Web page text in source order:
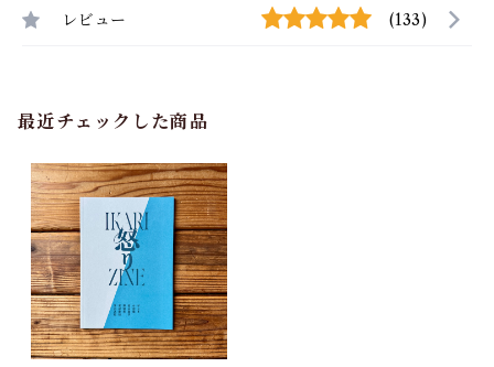
レビュー (133)
最近チェックした商品